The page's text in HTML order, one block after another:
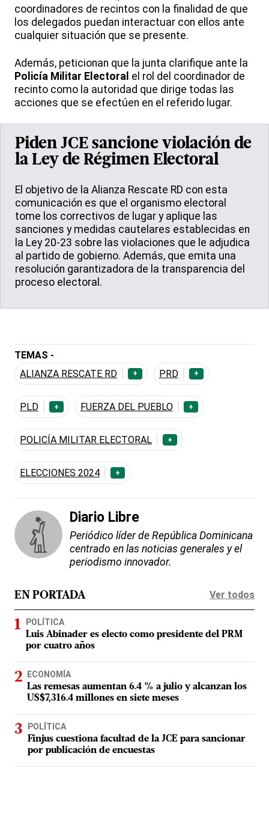
coordinadores de recintos con la finalidad de que
los delegados puedan interactuar con ellos ante
cualquier situación que se presente.
Además, peticionan que la junta clarifique ante la
Policía Militar Electoral el rol del coordinador de
recinto como la autoridad que dirige todas las
acciones que se efectúen en el referido lugar.
Piden JCE sancione violación de
la Ley de Régimen Electoral
El objetivo de la Alianza Rescate RD con esta
comunicación es que el organismo electoral
tome los correctivos de lugar y aplique las
sanciones y medidas cautelares establecidas en
la Ley 20-23 sobre las violaciones que le adjudica
al partido de gobierno. Además, que emita una
resolución garantizadora de la transparencia del
proceso electoral.
TEMAS -
ALIANZA RESCATE RD
+ PRD +
PLD + FUERZA DEL PUEBLO +
POLICÍA MILITAR ELECTORAL +
ELECCIONES 2024 +
Diario Libre
Periódico líder de República Dominicana
centrado en las noticias generales y el
periodismo innovador.
EN PORTADA Ver todos
POLÍTICA
Luis Abinader es electo como presidente del PRM
por cuatro años
ECONOMÍA
Las remesas aumentan 6.4 % a julio y alcanzan los
US$7,316.4 millones en siete meses
POLÍTICA
Finjus cuestiona facultad de la JCE para sancionar
por publicación de encuestas